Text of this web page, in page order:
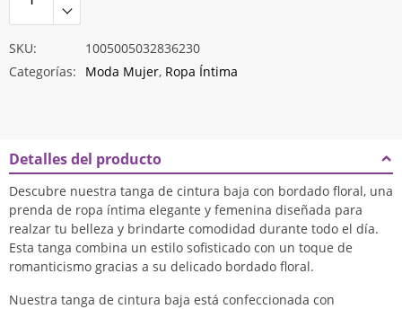
SKU:
1005005032836230
Categorías:
Moda Mujer, Ropa Íntima
Detalles del producto
Descubre nuestra tanga de cintura baja con bordado floral, una
prenda de ropa íntima elegante y femenina diseñada para
realzar tu belleza y brindarte comodidad durante todo el día.
Esta tanga combina un estilo sofisticado con un toque de
romanticismo gracias a su delicado bordado floral.
Nuestra tanga de cintura baja está confeccionada con